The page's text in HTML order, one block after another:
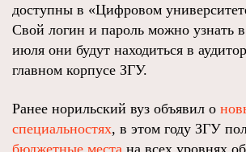
доступны в «Цифровом
Свой логин и пароль можно узнать
июля они будут находиться в
главном корпусе ЗГУ.
Ранее норильский вуз объявил о
специальностях, в этом году ЗГУ
бюджетные места на всех уровнях